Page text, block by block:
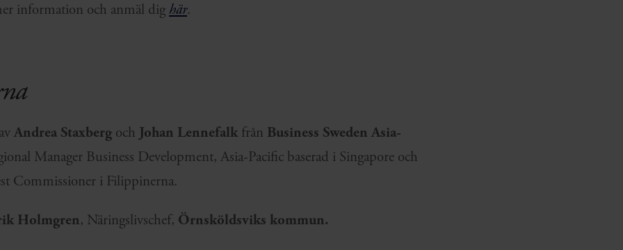
information och anmäl dig här.
Andrea Staxberg och Johan Lennefalkfrån Business Sweden Asia-
Manager Business Development, Asia-Pacific baserad i Singapore och
Commissioner i Filippinerna.
Holmgren, Näringslivschef, Örnsköldsviks kommun.